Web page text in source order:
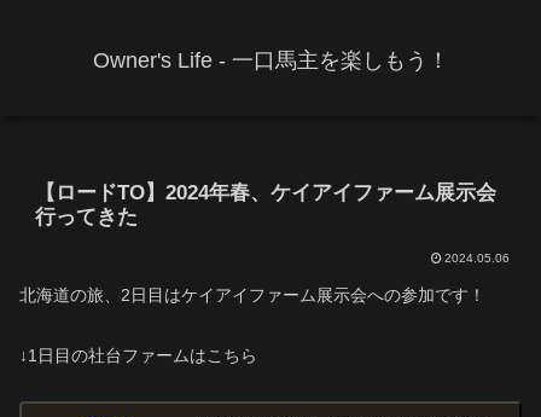
Owner's Life - 一口馬主を楽しもう！
【ロードTO】2024年春、ケイアイファーム展示会
行ってきた
2024.05.06
北海道の旅、2日目はケイアイファーム展示会への参加です！
↓1日目の社台ファームはこちら